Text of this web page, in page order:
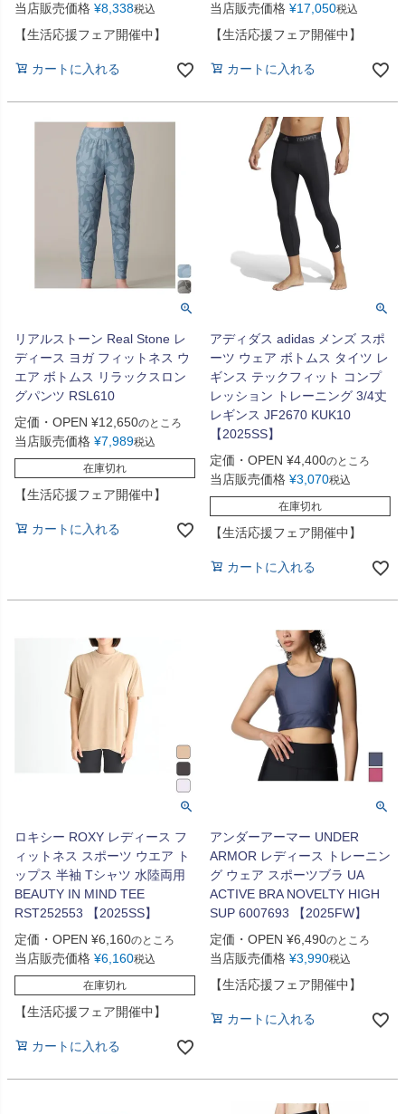
当店販売価格 ¥8,338税込
【生活応援フェア開催中】
カートに入れる
当店販売価格 ¥17,050税込
【生活応援フェア開催中】
カートに入れる
リアルストーン Real Stone レ
ディース ヨガ フィットネス ウ
エア ボトムス リラックスロン
グパンツ RSL610
定価・OPEN ¥12,650のところ
当店販売価格 ¥7,989税込
在庫切れ
【生活応援フェア開催中】
カートに入れる
アディダス adidas メンズ スポ
ーツ ウェア ボトムス タイツ レ
ギンス テックフィット コンプ
レッション トレーニング 3/4丈
レギンス JF2670 KUK10
【2025SS】
定価・OPEN ¥4,400のところ
当店販売価格 ¥3,070税込
在庫切れ
【生活応援フェア開催中】
カートに入れる
ロキシー ROXY レディース フ
ィットネス スポーツ ウエア ト
ップス 半袖 Tシャツ 水陸両用
BEAUTY IN MIND TEE
RST252553 【2025SS】
定価・OPEN ¥6,160のところ
当店販売価格 ¥6,160税込
在庫切れ
【生活応援フェア開催中】
カートに入れる
アンダーアーマー UNDER
ARMOR レディース トレーニン
グ ウェア スポーツブラ UA
ACTIVE BRA NOVELTY HIGH
SUP 6007693 【2025FW】
定価・OPEN ¥6,490のところ
当店販売価格 ¥3,990税込
【生活応援フェア開催中】
カートに入れる